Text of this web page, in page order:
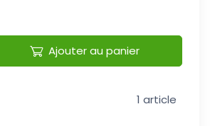
Ajouter au panier
1 article